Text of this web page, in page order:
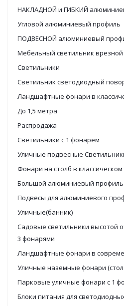
НАКЛАДНОЙ и ГИБКИЙ
Угловой алюминиевый профиль
ПОДВЕСНОЙ алюминиевый
Мебельный светильник врезной
Светильники
Светильник светодиодный
Ландшафтные фонари в
До 1,5 метра
Распродажа
Светильники с 1 фонарем
Уличные подвесные
Фонари на столб в классическом
Большой алюминиевый профиль
Подвесы для алюминиевого
Уличные(банник)
Садовые светильники высотой
3 фонарями
Ландшафтные фонари в
Уличные наземные фонари
Парковые уличные фонари c 1
Блоки питания для